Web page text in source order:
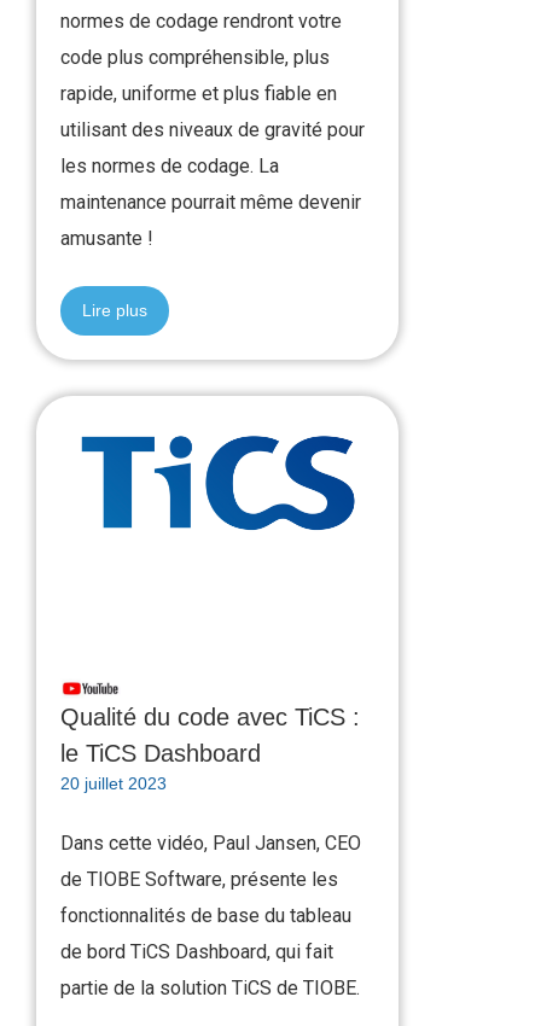
normes de codage rendront votre
code plus compréhensible, plus
rapide, uniforme et plus fiable en
utilisant des niveaux de gravité pour
les normes de codage. La
maintenance pourrait même devenir
amusante !
Lire plus
Qualité du code avec TiCS :
le TiCS Dashboard
20 juillet 2023
Dans cette vidéo, Paul Jansen, CEO
de TIOBE Software, présente les
fonctionnalités de base du tableau
de bord TiCS Dashboard, qui fait
partie de la solution TiCS de TIOBE.